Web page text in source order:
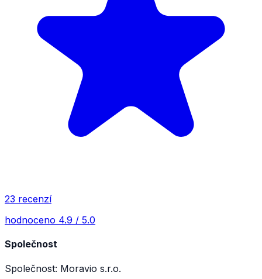
23 recenzí
hodnoceno 4.9 / 5.0
Společnost
Společnost: Moravio s.r.o.